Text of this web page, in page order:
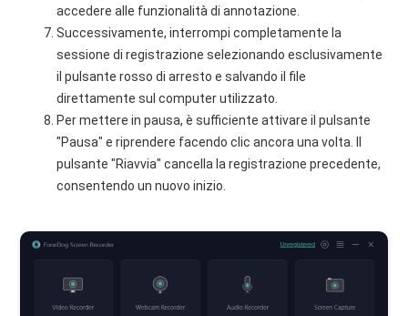
accedere alle funzionalità di annotazione.
Successivamente, interrompi completamente la
sessione di registrazione selezionando esclusivamente
il pulsante rosso di arresto e salvando il file
direttamente sul computer utilizzato.
Per mettere in pausa, è sufficiente attivare il pulsante
"Pausa" e riprendere facendo clic ancora una volta. Il
pulsante "Riavvia" cancella la registrazione precedente,
consentendo un nuovo inizio.